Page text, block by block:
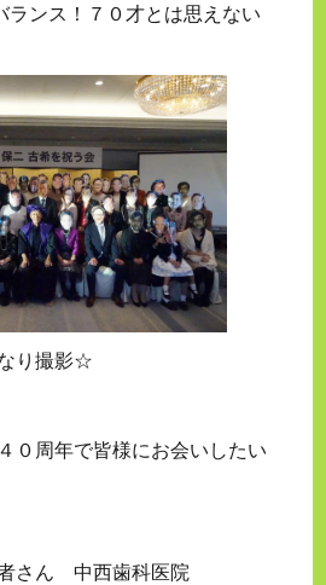
ランス！７０才とは思えない
り撮影☆
０周年で皆様にお会いしたい
さん 中西歯科医院